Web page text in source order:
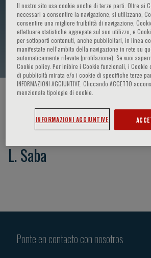
L. Saba
HOME PAGE / CURSOS Y EVENTOS
L. Saba
Ponte en contacto con nosotros
Il nostro sito usa cookie anche di terze parti. Oltre ai
necessari a consentire la navigazione, si utilizzano,
consentire una migliore fruibilità di navigazione,
effettuare statistiche aggregate sul suo utilizzo, e
per sottoporti contenuti, anche pubblicitari, in linea
manifestate nell‘ambito della navigazione in rete su
automaticamente rilevate (profilazione). Se vuoi
Cookie policy. Per inibire i Cookie funzionali, i Cookie
di pubblicità mirata e/o i cookie di specifiche terze
INFORMAZIONI AGGIUNTIVE. Cliccando ACCETTO
menzionate tipologie di cookie.
INFORMAZIONI AGGIUNTIVE